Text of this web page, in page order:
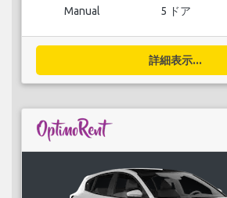
Manual 5 ドア
詳細表示...